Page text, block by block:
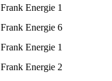
Frank Energie 1
Frank Energie 6
Frank Energie 1
Frank Energie 2